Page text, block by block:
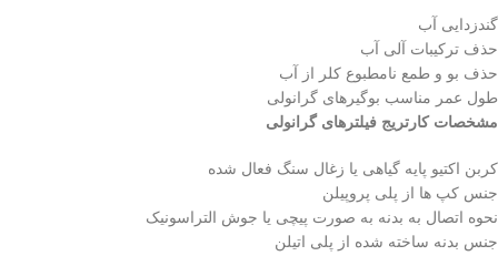
گندزدایی آب
حذف ترکیبات آلی آب
حذف بو و طمع نامطبوع کلر از آب
طول عمر مناسب بوگیرهای گرانولی
مشخصات کارتریج فیلترهای گرانولی
کربن اکتیو پایه گیاهی یا زغال سنگ فعال شده
جنس کپ ها از پلی پروپیلن
نحوه اتصال به بدنه به صورت پیچی یا جوش التراسونیک
جنس بدنه ساخته شده از پلی اتیلن